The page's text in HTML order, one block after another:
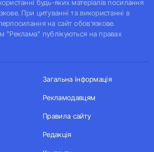
будь-яких матеріалів посилання
При цитуванні та використанні в
на сайт обов'язкове.
"Реклама" публікуються на правах
Загальна інформація
Рекламодавцям
Правила сайту
Редакція